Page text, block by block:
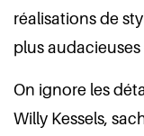
réalisations de
plus audacieuses
On ignore les
Willy Kessels,